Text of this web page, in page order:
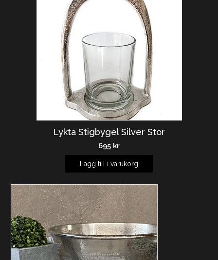
Lykta Stigbygel Silver Stor
695 kr
Lägg till i varukorg